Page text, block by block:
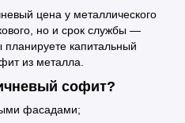
цена у металлического
но и срок службы —
капитальный
из металла.
софит?
фасадами;